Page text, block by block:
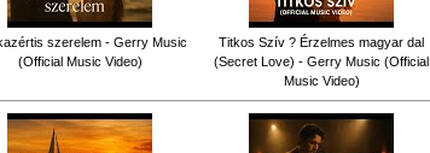
szerelem - Gerry Music
(Official Music Video)
Titkos Szív ? Érzelmes magyar dal
(Secret Love) - Gerry Music (Official
Music Video)